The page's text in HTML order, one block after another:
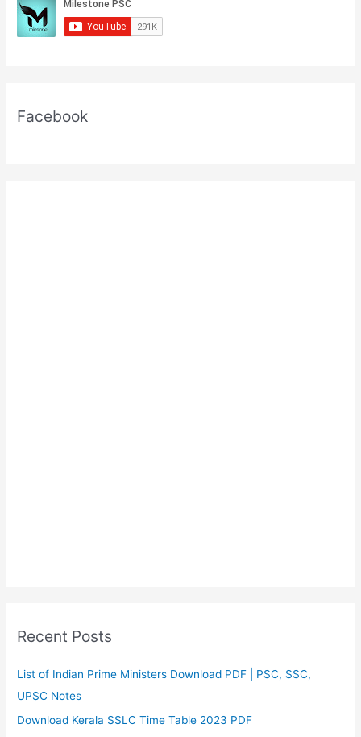
Facebook
Recent Posts
List of Indian Prime Ministers Download PDF | PSC, SSC,
UPSC Notes
Download Kerala SSLC Time Table 2023 PDF